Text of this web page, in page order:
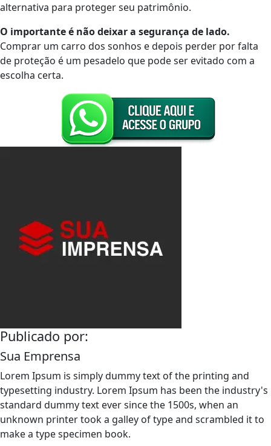
alternativa para proteger seu patrimônio.
O importante é não deixar a segurança de lado.
Comprar um carro dos sonhos e depois perder por falta
de proteção é um pesadelo que pode ser evitado com a
escolha certa.
Publicado por:
Sua Emprensa
Lorem Ipsum is simply dummy text of the printing and
typesetting industry. Lorem Ipsum has been the industry's
standard dummy text ever since the 1500s, when an
unknown printer took a galley of type and scrambled it to
make a type specimen book.